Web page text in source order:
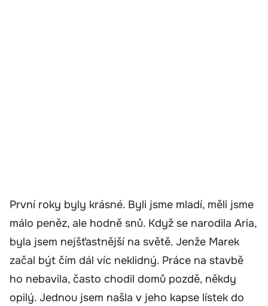
První roky byly krásné. Byli jsme mladí, měli jsme
málo peněz, ale hodně snů. Když se narodila Aria,
byla jsem nejšťastnější na světě. Jenže Marek
začal být čím dál víc neklidný. Práce na stavbě
ho nebavila, často chodil domů pozdě, někdy
opilý. Jednou jsem našla v jeho kapse lístek do